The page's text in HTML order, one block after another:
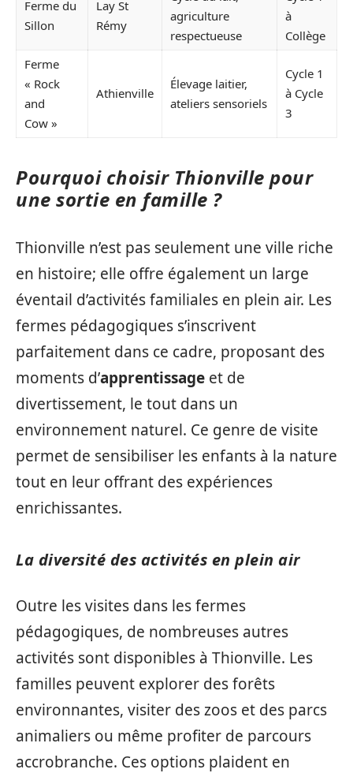
Ferme du
Sillon
Lay St
Rémy
agriculture
respectueuse
à
Collège
Ferme
« Rock
and
Cow »
Athienville
Élevage laitier,
ateliers sensoriels
Cycle 1
à Cycle
3
Pourquoi choisir Thionville pour
une sortie en famille ?
Thionville n’est pas seulement une ville riche
en histoire; elle offre également un large
éventail d’activités familiales en plein air. Les
fermes pédagogiques s’inscrivent
parfaitement dans ce cadre, proposant des
moments d’apprentissage et de
divertissement, le tout dans un
environnement naturel. Ce genre de visite
permet de sensibiliser les enfants à la nature
tout en leur offrant des expériences
enrichissantes.
La diversité des activités en plein air
Outre les visites dans les fermes
pédagogiques, de nombreuses autres
activités sont disponibles à Thionville. Les
familles peuvent explorer des forêts
environnantes, visiter des zoos et des parcs
animaliers ou même profiter de parcours
accrobranche. Ces options plaident en